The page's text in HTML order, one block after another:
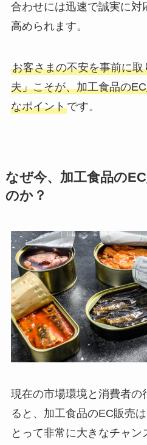
合わせには迅速で誠実に対
高められます。
お客さまの不安を事前に
夫」こそが、加工食品の
なポイントです。
なぜ今、加工食品の
のか？
現在の市場環境と消費者の
ると、加工食品のEC販売
とって非常に大きなチャン